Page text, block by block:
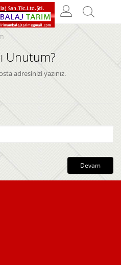
Unutum?
adresinizi yazınız.